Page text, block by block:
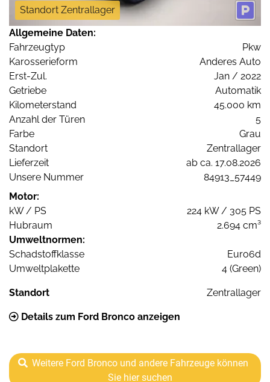
Standort Zentrallager
Allgemeine Daten:
Fahrzeugtyp
Pkw
Karosserieform
Anderes Auto
Erst-Zul.
Jan / 2022
Getriebe
Automatik
Kilometerstand
45.000 km
Anzahl der Türen
5
Farbe
Grau
Standort
Zentrallager
Lieferzeit
ab ca. 17.08.2026
Unsere Nummer
84913_57449
Motor:
kW / PS
224 kW / 305 PS
Hubraum
2.694 cm³
Umweltnormen:
Schadstoffklasse
Euro6d
Umweltplakette
4 (Green)
Standort Zentrallager
Details zum Ford Bronco anzeigen
Weitere Ford Bronco und andere Fahrzeuge können
Sie hier suchen